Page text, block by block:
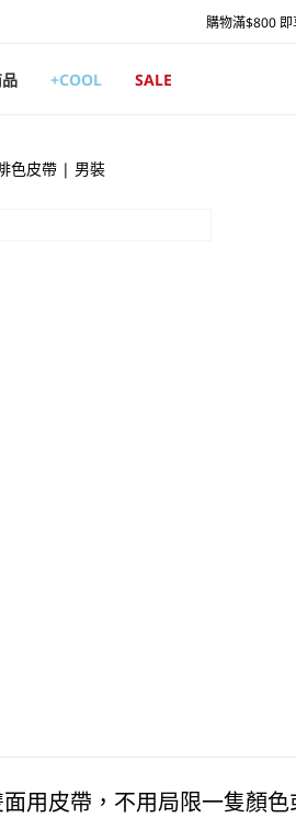
購物滿$800
+COOL SALE
色皮帶 | 男裝
用皮帶，不用局限一隻顏色